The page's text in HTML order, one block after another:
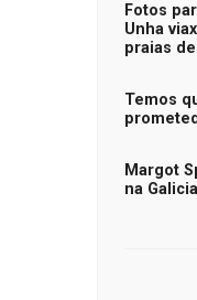
Fotos
Unha
praias
Temos
Margot
na